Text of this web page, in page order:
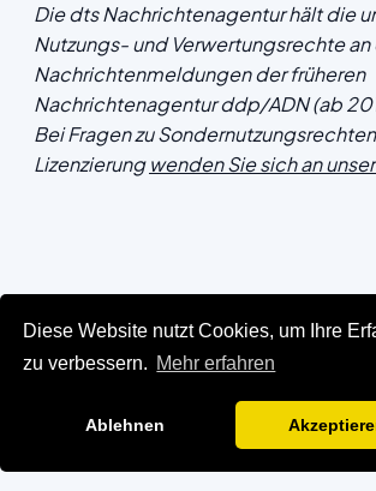
Diese Website nutzt Cookies, um Ihre
zu verbessern. Mehr erfahren
Ablehnen
Die dts Nachrichtenagentur hält die
Nutzungs- und Verwertungsrechte an
Nachrichtenmeldungen der früheren
Nachrichtenagentur ddp/ADN (ab
Bei Fragen zu
Lizenzierungwenden Sie sich an